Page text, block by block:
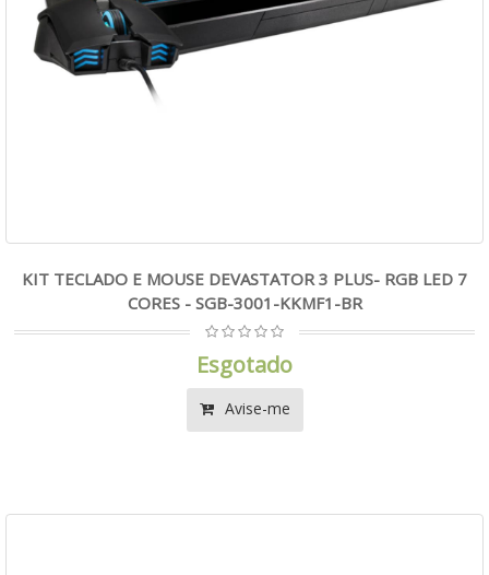
KIT TECLADO E MOUSE DEVASTATOR 3 PLUS- RGB LED 7
CORES - SGB-3001-KKMF1-BR
Esgotado
Avise-me